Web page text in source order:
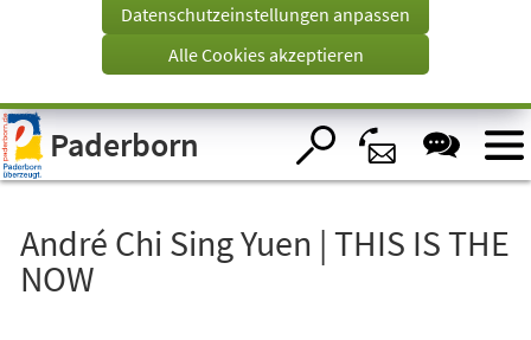
Visuelle
Assistenzsoftware
öffnen.
Tab)
Datenschutzeinstellungen anpassen
Alle Cookies akzeptieren
Paderborn
André Chi Sing Yuen | THIS IS THE
NOW